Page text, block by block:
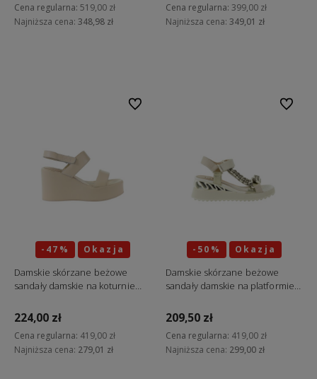
Cena regularna: 519,00 zł
Najniższa cena: 348,98 zł
Cena regularna: 399,00 zł
Najniższa cena: 349,01 zł
-47% Okazja
Damskie skórzane beżowe
sandały damskie na koturnie
224,00 zł
Cena regularna: 419,00 zł
Najniższa cena: 279,01 zł
Do ulubionych
-50% Okazja
Damskie skórzane beżowe
sandały damskie na platformie z
209,50 zł
Cena regularna: 419,00 zł
Najniższa cena: 299,00 zł
Do